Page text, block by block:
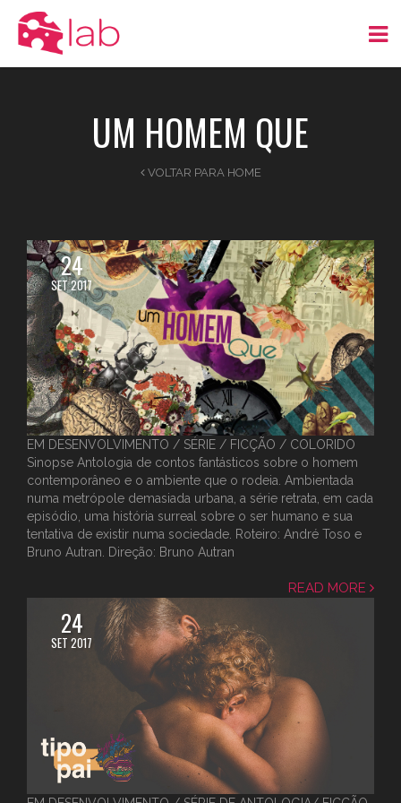
UM HOMEM QUE
VOLTAR PARA HOME
24
SET 2017
EM DESENVOLVIMENTO / SÉRIE / FICÇÃO / COLORIDO
Sinopse Antologia de contos fantásticos sobre o homem
contemporâneo e o ambiente que o rodeia. Ambientada
numa metrópole demasiada urbana, a série retrata, em cada
episódio, uma história surreal sobre o ser humano e sua
tentativa de existir numa sociedade. Roteiro: André Toso e
Bruno Autran. Direção: Bruno Autran
READ MORE
24
SET 2017